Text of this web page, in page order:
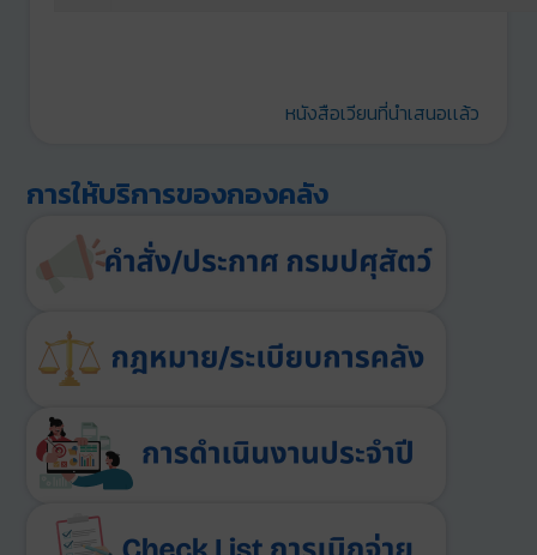
หนังสือเวียนที่นำเสนอเเล้ว
การให้บริการของกองคลัง